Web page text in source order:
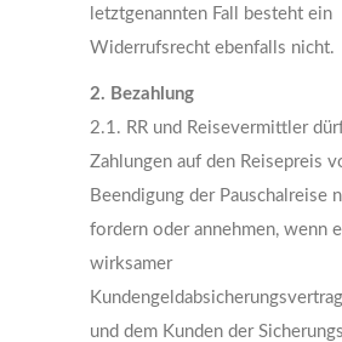
letztgenannten Fall besteht ein
Widerrufsrecht ebenfalls nicht.
2. Bezahlung
2.1. RR und Reisevermittler
Zahlungen auf den Reisepreis
Beendigung der Pauschalreise
fordern oder annehmen, wenn
wirksamer
und dem Kunden der